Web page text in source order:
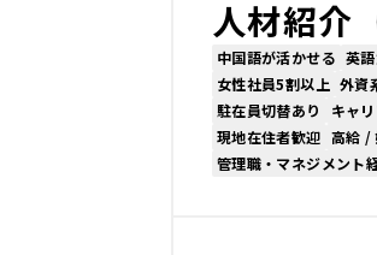
人材紹介
中国語が活かせる 英
女性社員5割以上 外資
駐在員切替あり
キャ
現地在住者歓迎 高給 /
管理職・マネジメント